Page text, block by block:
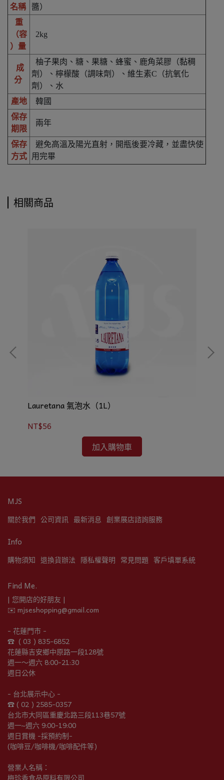
名稱
醬）
重
（容
）量
2kg
成
分
柚子果肉、糖、果糖、蜂蜜、鹿角菜膠（黏稠
劑）、檸檬酸（調味劑）、維生素C（抗氧化
劑）、水
產地
韓國
保存
期限
兩年
保存
方式
避免高溫及陽光直射，開瓶後要冷藏，並盡快使
用完畢
相關商品
Lauretana 氣泡水（1L）
NT$56
加入購物車
MJS
關於我們 公司資訊 最新消息 創業展店諮詢服務
Info
購物須知 退換貨辦法 隱私權聲明 常見問題 客戶填單系統
Find Me.
| 您開店的好朋友 |
✉️ mjseshopping@gmail.com
- 花蓮門市 -
☎︎  ( 03 ) 835-6852
花蓮縣吉安鄉中原路一段128號
週一～週六 8:00-21:30
週日公休
- 台北展示中心 -
☎︎ ( 02 ) 2585-0357
台北市大同區重慶北路三段113巷57號
週一~週六 9:00-19:00
週日賞機 -採預約制-
(咖啡豆/咖啡機/咖啡配件等)
營業人名稱：
梅珍香食品原料有限公司